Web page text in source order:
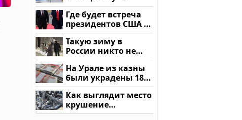
машину напали и
подожгли.
Где будет встреча
президентов США и
России: Европа?
Такую зиму в
России никто не
ждал: как так?!
На Урале из казны
были украдены 18
миллионов рублей
Как выглядит место
крушение
вертолета на